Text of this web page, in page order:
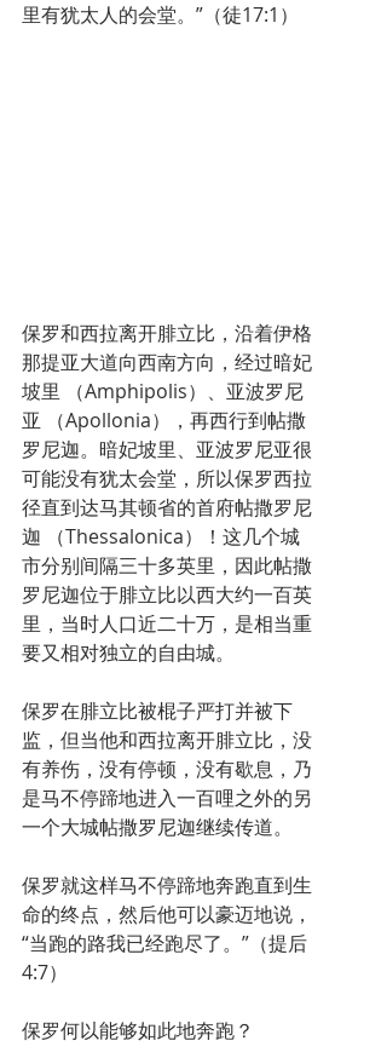
里有犹太人的会堂。”（徒17:1）
保罗和西拉离开腓立比，沿着伊格
那提亚大道向西南方向，经过暗妃
坡里 （Amphipolis）、亚波罗尼
亚 （Apollonia），再西行到帖撒
罗尼迦。暗妃坡里、亚波罗尼亚很
可能没有犹太会堂，所以保罗西拉
径直到达马其顿省的首府帖撒罗尼
迦 （Thessalonica）！这几个城
市分别间隔三十多英里，因此帖撒
罗尼迦位于腓立比以西大约一百英
里，当时人口近二十万，是相当重
要又相对独立的自由城。
保罗在腓立比被棍子严打并被下
监，但当他和西拉离开腓立比，没
有养伤，没有停顿，没有歇息，乃
是马不停蹄地进入一百哩之外的另
一个大城帖撒罗尼迦继续传道。
保罗就这样马不停蹄地奔跑直到生
命的终点，然后他可以豪迈地说，
“当跑的路我已经跑尽了。”（提后
4:7）
保罗何以能够如此地奔跑？